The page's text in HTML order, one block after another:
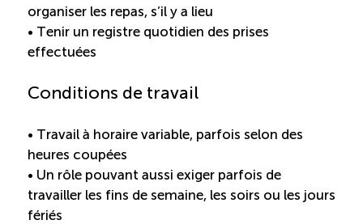
Bassins de main-d’oeuvre diversifiés
EN
INFOLETTRE
NOUVELLES
organiser les repas, s’il y a lieu
• Tenir un registre quotidien des prises
effectuées
Conditions de travail
• Travail à horaire variable, parfois selon des
heures coupées
• Un rôle pouvant aussi exiger parfois de
travailler les fins de semaine, les soirs ou les jours
fériés